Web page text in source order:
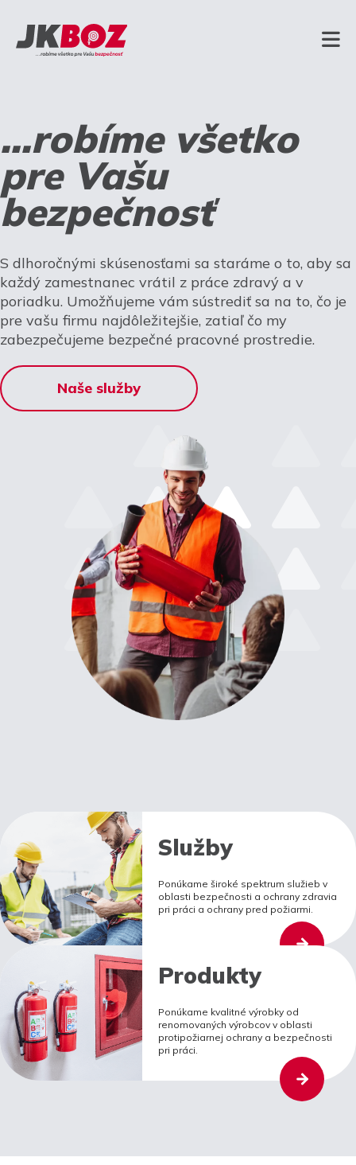
...robíme všetko
pre Vašu
bezpečnosť
S dlhoročnými skúsenosťami sa staráme o to, aby sa
každý zamestnanec vrátil z práce zdravý a v
poriadku. Umožňujeme vám sústrediť sa na to, čo je
pre vašu firmu najdôležitejšie, zatiaľ čo my
zabezpečujeme bezpečné pracovné prostredie.
Naše služby
Služby
Ponúkame široké spektrum služieb v
oblasti bezpečnosti a ochrany zdravia
pri práci a ochrany pred požiarmi.
Produkty
Ponúkame kvalitné výrobky od
renomovaných výrobcov v oblasti
protipožiarnej ochrany a bezpečnosti
pri práci.